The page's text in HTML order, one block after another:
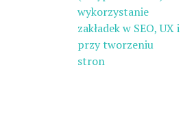
wykorzystanie
zakładek w SEO, UX i
przy tworzeniu
stron